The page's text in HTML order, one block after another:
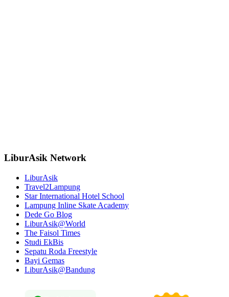
LiburAsik Network
LiburAsik
Travel2Lampung
Star International Hotel School
Lampung Inline Skate Academy
Dede Go Blog
LiburAsik@World
The Faisol Times
Studi EkBis
Sepatu Roda Freestyle
Bayi Gemas
LiburAsik@Bandung